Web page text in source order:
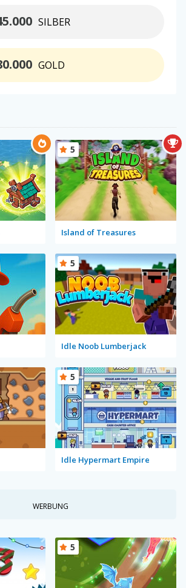
SILBER
GOLD
Island of Treasures
5
Idle Noob Lumberjack
5
Idle Hypermart Empire
5
WERBUNG
5